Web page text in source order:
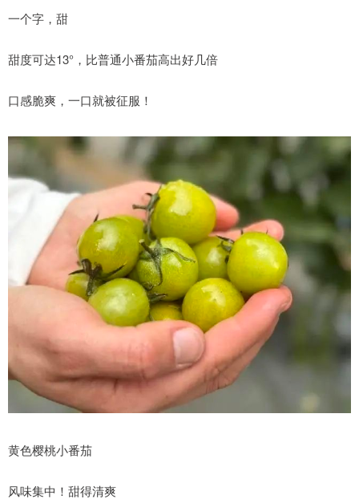
一个字，甜
甜度可达13°，比普通小番茄高出好几倍
口感脆爽，一口就被征服！
黄色樱桃小番茄
风味集中！甜得清爽